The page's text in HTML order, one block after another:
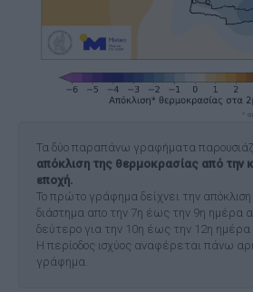
Τα δύο παραπάνω γραφήματα
απόκλιση της θερμοκρασίας από την
εποχή.
Το πρώτο γράφημα δείχνει την απόκλιση
διάστημα απο την 7η έως την 9η ημέρα
δεύτερο για την 10η έως την 12η ημέρα
Η περίοδος ισχύος αναφέρεται πάνω
γράφημα.